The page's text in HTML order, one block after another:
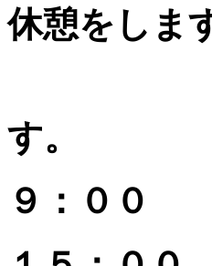
休憩をしま
朝の洗
す。
９：００